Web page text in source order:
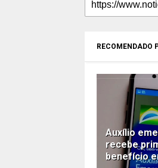
RECOMENDADO
Auxílio
recebe
benefício